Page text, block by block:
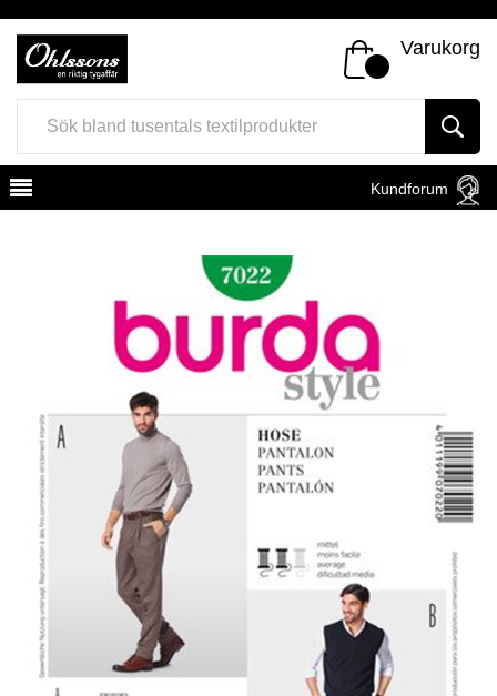
Varukorg
Kundforum
Sign In